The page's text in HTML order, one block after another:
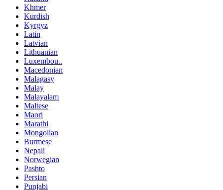
Khmer
Kurdish
Kyrgyz
Latin
Latvian
Lithuanian
Luxembou..
Macedonian
Malagasy
Malay
Malayalam
Maltese
Maori
Marathi
Mongolian
Burmese
Nepali
Norwegian
Pashto
Persian
Punjabi